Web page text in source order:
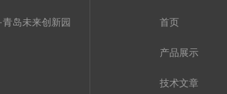
岛未来创新园 首页
产品展示
技术文章